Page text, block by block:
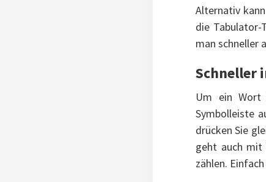
Alternativ
die
man schneller
Schneller
Um ein
Symbolleiste
drücken Sie
geht auch mit
zählen.